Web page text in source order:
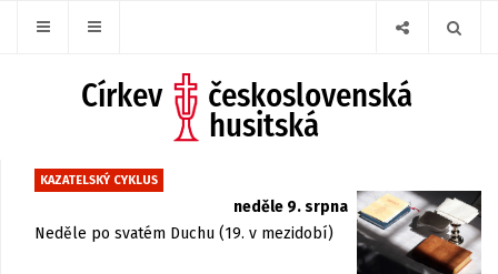
KAZATELSKÝ CYKLUS
neděle 9. srpna
Neděle po svatém Duchu (19. v mezidobí)